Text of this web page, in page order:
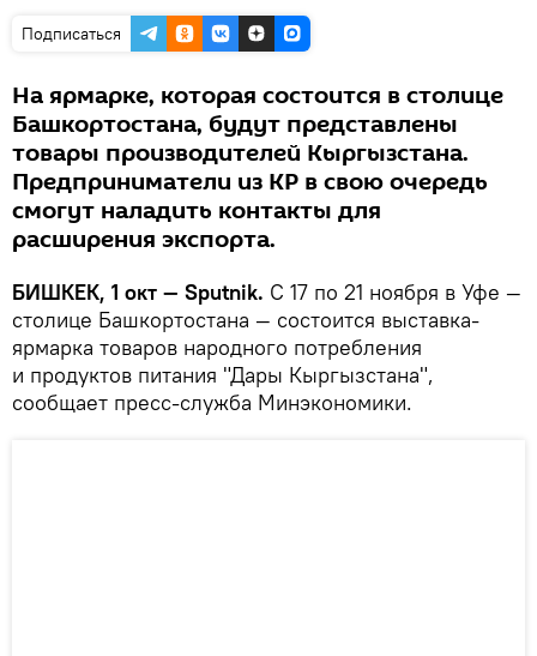
Подписаться
На ярмарке, которая состоится в столице
Башкортостана, будут представлены
товары производителей Кыргызстана.
Предприниматели из КР в свою очередь
смогут наладить контакты для
расширения экспорта.
БИШКЕК, 1 окт — Sputnik. С 17 по 21 ноября в Уфе —
столице Башкортостана — состоится выставка-
ярмарка товаров народного потребления
и продуктов питания "Дары Кыргызстана",
сообщает пресс-служба Минэкономики.